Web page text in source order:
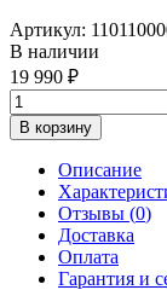
Артикул:
В наличии
19 990
В корзину
Описание
Отзывы (0)
Доставка
Оплата
Гарантия и